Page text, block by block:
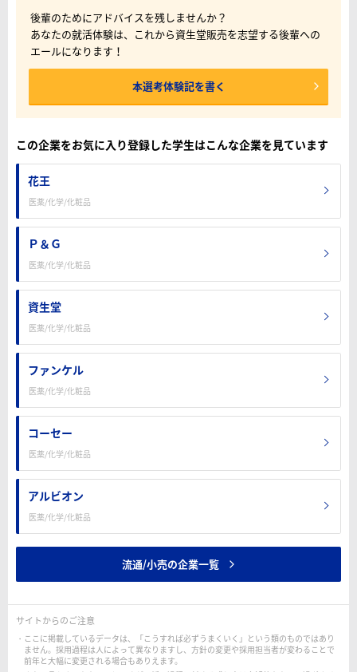
後輩のためにアドバイスを残しませんか？
あなたの就活体験は、これから資生堂販売を志望する後輩への
エールになります！
本選考体験記を書く
この企業をお気に入り登録した学生はこんな企業を見ています
花王
医薬/化学/化粧品
Ｐ＆Ｇ
医薬/化学/化粧品
資生堂
医薬/化学/化粧品
ファンケル
医薬/化学/化粧品
コーセー
医薬/化学/化粧品
アルビオン
医薬/化学/化粧品
流通/小売の企業一覧
サイトからのご注意
ここに掲載しているデータは、「こうすれば必ずうまくいく」という類のものではあり
ません。採用過程は人によって異なりますし、方針の変更や採用担当者が変わることで
前年と大幅に変更される場合もありえます。